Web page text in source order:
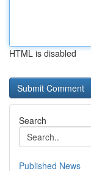
HTML is disabled
Search
Published News